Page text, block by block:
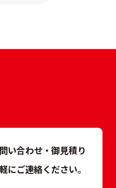
い合わせ・御見積り
にご連絡ください。